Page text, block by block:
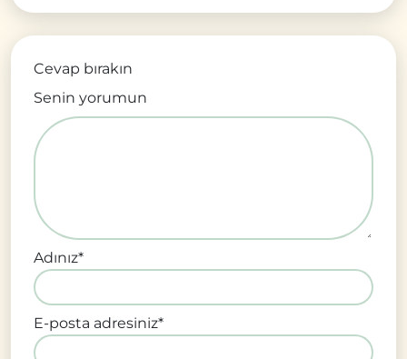
Cevap bırakın
Senin yorumun
Adınız*
E-posta adresiniz*